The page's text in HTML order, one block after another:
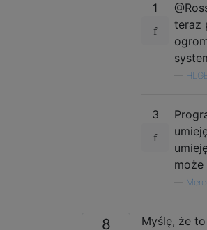
1
teraz
3
może
8 Myślę, że